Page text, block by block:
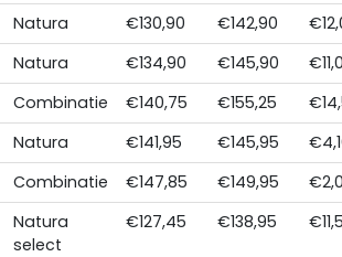
Natura €130,90 €142,90
Natura €134,90 €145,90
Combinatie €140,75 €155,25
Natura €141,95 €145,95
Combinatie €147,85 €149,95
Natura
select
€127,45 €138,95